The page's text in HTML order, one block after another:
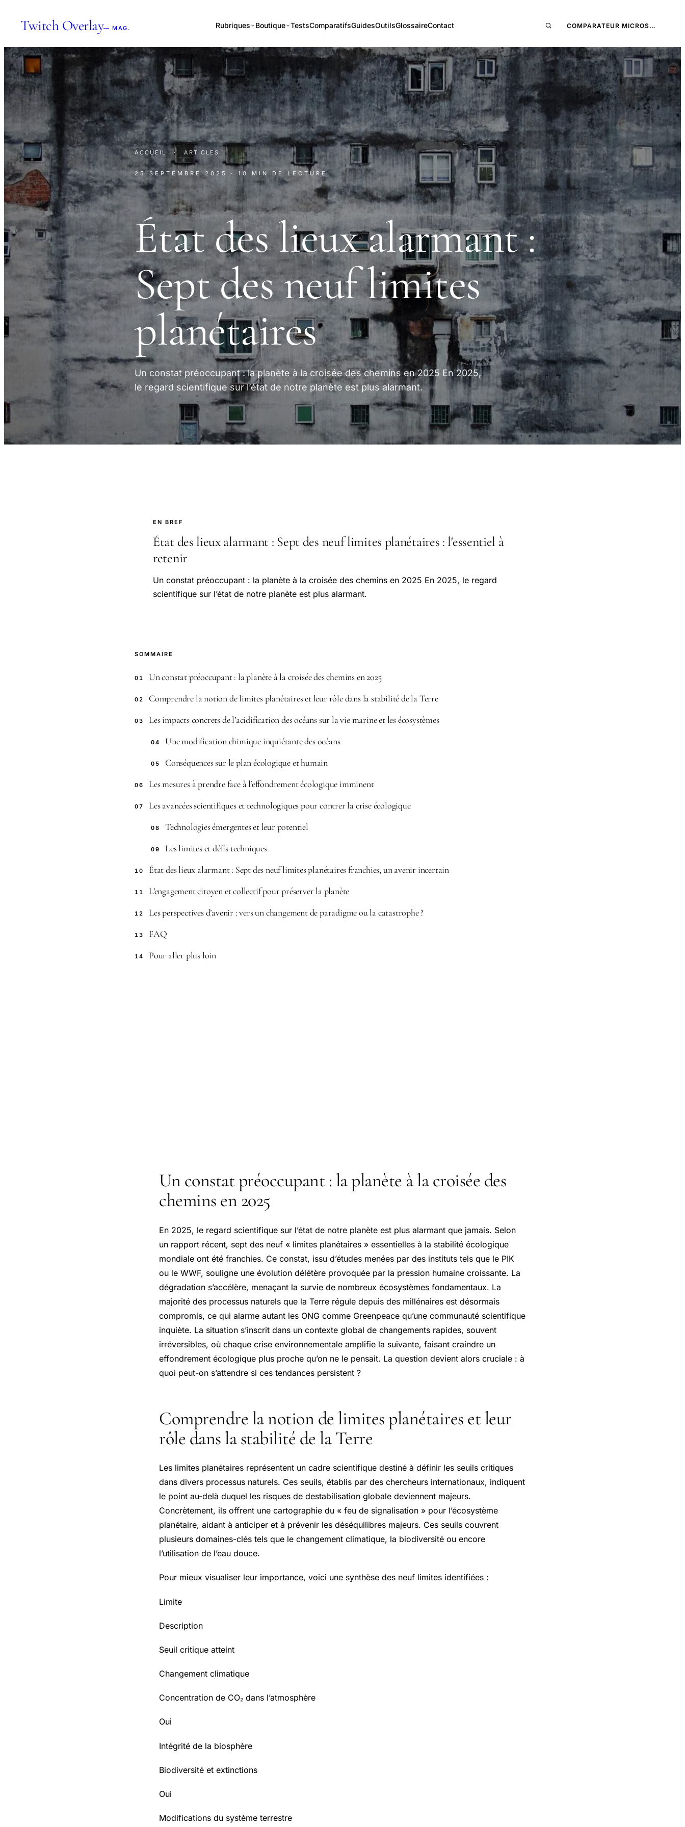
Twitch Overlay— MAG. Rubriques Boutique TestsComparatifsGuidesOutilsGlossaireContact COMPARATEUR MICROS…
ACCUEIL · ARTICLES
25 SEPTEMBRE 2025 · 10 MIN DE LECTURE
État des lieux alarmant :
Sept des neuf limites
planétaires
Un constat préoccupant : la planète à la croisée des chemins en 2025 En 2025,
le regard scientifique sur l’état de notre planète est plus alarmant.
EN BREF
État des lieux alarmant : Sept des neuf limites planétaires : l'essentiel à
retenir
Un constat préoccupant : la planète à la croisée des chemins en 2025 En 2025, le regard
scientifique sur l’état de notre planète est plus alarmant.
SOMMAIRE
01 Un constat préoccupant : la planète à la croisée des chemins en 2025
02 Comprendre la notion de limites planétaires et leur rôle dans la stabilité de la Terre
03 Les impacts concrets de l’acidification des océans sur la vie marine et les écosystèmes
04 Une modification chimique inquiétante des océans
05 Conséquences sur le plan écologique et humain
06 Les mesures à prendre face à l’effondrement écologique imminent
07 Les avancées scientifiques et technologiques pour contrer la crise écologique
08 Technologies émergentes et leur potentiel
09 Les limites et défis techniques
10 État des lieux alarmant : Sept des neuf limites planétaires franchies, un avenir incertain
11 L’engagement citoyen et collectif pour préserver la planète
12 Les perspectives d’avenir : vers un changement de paradigme ou la catastrophe ?
13 FAQ
14 Pour aller plus loin
Un constat préoccupant : la planète à la croisée des
chemins en 2025
En 2025, le regard scientifique sur l’état de notre planète est plus alarmant que jamais. Selon
un rapport récent, sept des neuf « limites planétaires » essentielles à la stabilité écologique
mondiale ont été franchies. Ce constat, issu d’études menées par des instituts tels que le PIK
ou le WWF, souligne une évolution délétère provoquée par la pression humaine croissante. La
dégradation s’accélère, menaçant la survie de nombreux écosystèmes fondamentaux. La
majorité des processus naturels que la Terre régule depuis des millénaires est désormais
compromis, ce qui alarme autant les ONG comme Greenpeace qu’une communauté scientifique
inquiète. La situation s’inscrit dans un contexte global de changements rapides, souvent
irréversibles, où chaque crise environnementale amplifie la suivante, faisant craindre un
effondrement écologique plus proche qu’on ne le pensait. La question devient alors cruciale : à
quoi peut-on s’attendre si ces tendances persistent ?
Comprendre la notion de limites planétaires et leur
rôle dans la stabilité de la Terre
Les limites planétaires représentent un cadre scientifique destiné à définir les seuils critiques
dans divers processus naturels. Ces seuils, établis par des chercheurs internationaux, indiquent
le point au-delà duquel les risques de destabilisation globale deviennent majeurs.
Concrètement, ils offrent une cartographie du « feu de signalisation » pour l’écosystème
planétaire, aidant à anticiper et à prévenir les déséquilibres majeurs. Ces seuils couvrent
plusieurs domaines-clés tels que le changement climatique, la biodiversité ou encore
l’utilisation de l’eau douce.
Pour mieux visualiser leur importance, voici une synthèse des neuf limites identifiées :
Limite
Description
Seuil critique atteint
Changement climatique
Concentration de CO₂ dans l’atmosphère
Oui
Intégrité de la biosphère
Biodiversité et extinctions
Oui
Modifications du système terrestre